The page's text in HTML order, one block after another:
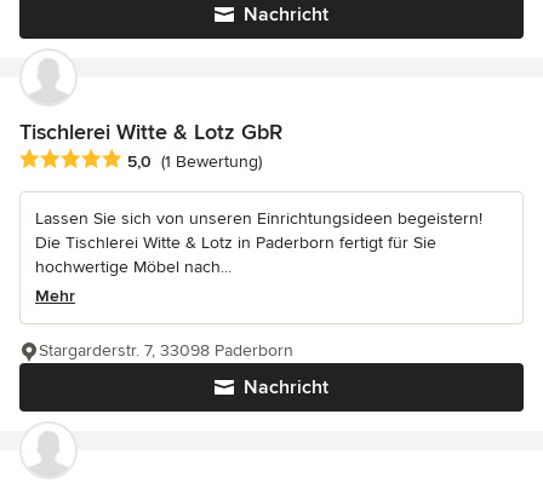
Nachricht
Tischlerei Witte & Lotz GbR
Durchschnittliche Bewertung: 5 von 5 Sternen
5,0 (1 Bewertung)
Lassen Sie sich von unseren Einrichtungsideen begeistern!
Die Tischlerei Witte & Lotz in Paderborn fertigt für Sie
hochwertige Möbel nach...
Mehr
Nachricht
Stargarderstr. 7, 33098 Paderborn